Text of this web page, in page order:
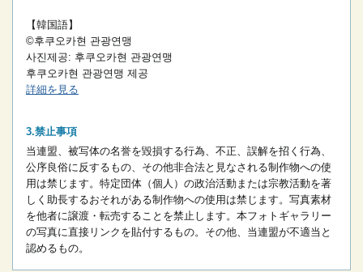
【韓国語】
©후쿠오카현 관광연맹
사진제공: 후쿠오카현 관광연맹
후쿠오카현 관광연맹 제공
詳細を見る
禁止事項
当連盟、被写体の名誉を毀損する行為、不正、誤解を招く行為、
公序良俗に反するもの、その他非合法と見なされる制作物への使
用は禁じます。 特定団体（個人）の政治活動または宗教活動を著
しく助長するおそれがある制作物への使用は禁じます。 写真素材
を他者に譲渡・転売することを禁止します。 本フォトギャラリー
の写真に直接リンクを貼付するもの。 その他、当連盟が不適当と
認めるもの。